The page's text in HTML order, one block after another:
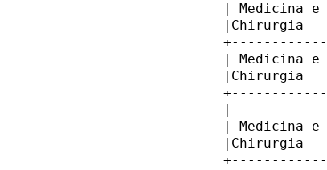
|
|Chirurgia
|
|Chirurgia
|
| Medicina
|Chirurgia